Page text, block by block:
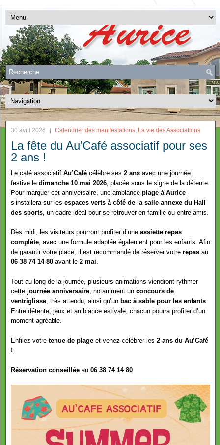
30 avril 2026 Calendrier des manifestations, La vie des Associations
La fête du Au’Café associatif pour ses
2 ans !
Le café associatif Au’Café célèbre ses 2 ans avec une journée
festive le dimanche 10 mai 2026, placée sous le signe de la détente.
Pour marquer cet anniversaire, une ambiance plage à Aurice
s’installera sur les espaces verts à côté de la salle annexe du Hall
des sports, un cadre idéal pour se retrouver en famille ou entre amis.
Dès midi, les visiteurs pourront profiter d’une assiette repas
complète, avec une formule adaptée également pour les enfants. Afin
de garantir votre place, il est recommandé de réserver votre repas au
06 38 74 14 80 avant le 2 mai.
Tout au long de la journée, plusieurs animations viendront rythmer
cette journée anniversaire, notamment un concours de
ventriglisse, très attendu, ainsi qu’un bac à sable pour les enfants.
Entre détente, jeux et ambiance estivale, chacun pourra profiter d’un
moment agréable.
Enfilez votre tenue de plage et venez célébrer les 2 ans du Au’Café
!
Réservation conseillée au 06 38 74 14 80